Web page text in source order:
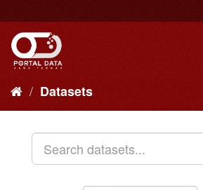
to
content
Datasets